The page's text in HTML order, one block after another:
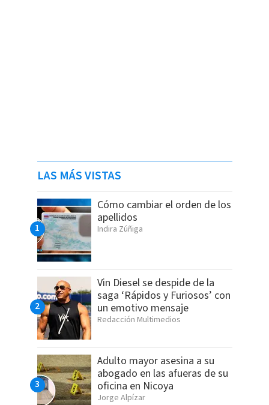
LAS MÁS VISTAS
Cómo cambiar el orden de los
apellidos
Indira Zúñiga
Vin Diesel se despide de la
saga ‘Rápidos y Furiosos’ con
un emotivo mensaje
Redacción Multimedios
Adulto mayor asesina a su
abogado en las afueras de su
oficina en Nicoya
Jorge Alpízar